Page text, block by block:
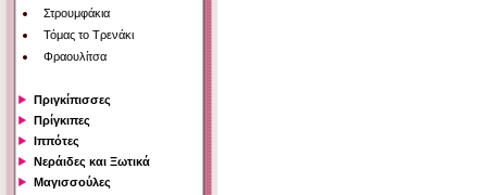
Στρουμφάκια
Τόμας το Τρενάκι
Φραουλίτσα
Πριγκίπισσες
Πρίγκιπες
Ιππότες
Νεράιδες και Ξωτικά
Μαγισσούλες